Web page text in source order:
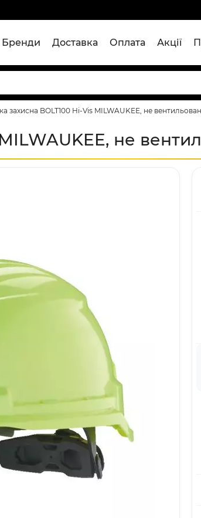
Бренди Доставка Оплата Акції
захисна BOLT100 Hi-Vis MILWAUKEE, не
не